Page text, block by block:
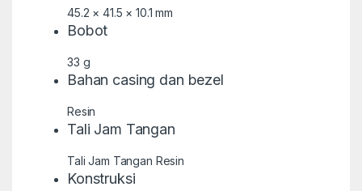
45.2 × 41.5 × 10.1 mm
Bobot
33 g
Bahan casing dan bezel
Resin
Tali Jam Tangan
Tali Jam Tangan Resin
Konstruksi